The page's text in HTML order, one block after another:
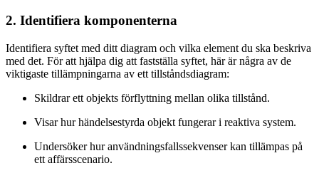
2. Identifiera komponenterna
Identifiera syftet med ditt diagram och vilka element du ska beskriva
med det. För att hjälpa dig att fastställa syftet, här är några av de
viktigaste tillämpningarna av ett tillståndsdiagram:
Skildrar ett objekts förflyttning mellan olika tillstånd.
Visar hur händelsestyrda objekt fungerar i reaktiva system.
Undersöker hur användningsfallssekvenser kan tillämpas på
ett affärsscenario.